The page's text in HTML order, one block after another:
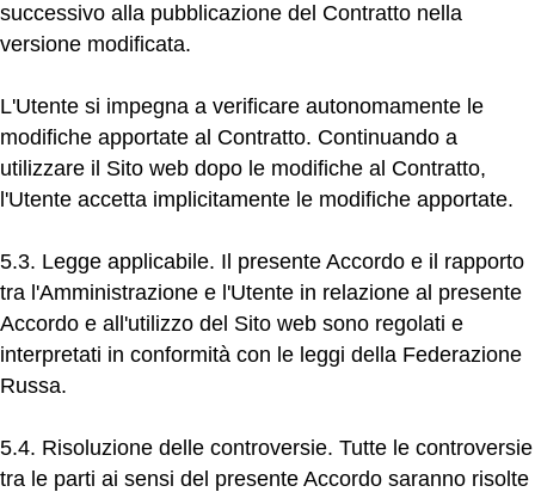
successivo alla pubblicazione del Contratto nella
versione modificata.
L'Utente si impegna a verificare autonomamente le
modifiche apportate al Contratto. Continuando a
utilizzare il Sito web dopo le modifiche al Contratto,
l'Utente accetta implicitamente le modifiche apportate.
5.3. Legge applicabile. Il presente Accordo e il rapporto
tra l'Amministrazione e l'Utente in relazione al presente
Accordo e all'utilizzo del Sito web sono regolati e
interpretati in conformità con le leggi della Federazione
Russa.
5.4. Risoluzione delle controversie. Tutte le controversie
tra le parti ai sensi del presente Accordo saranno risolte